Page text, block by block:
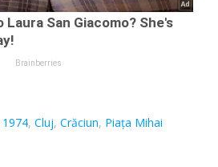
1974,Cluj,Crăciun, Piaţa Mihai